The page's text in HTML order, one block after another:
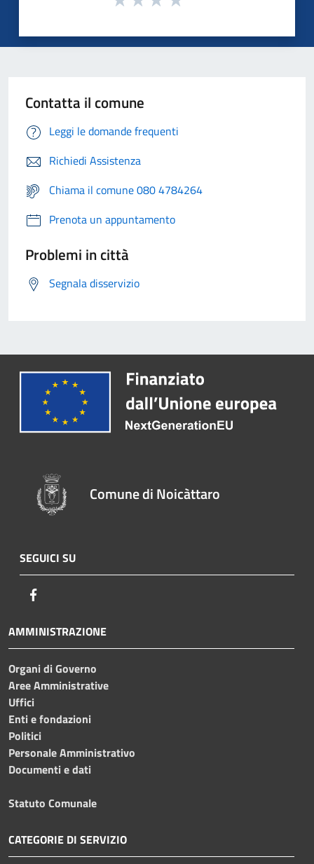
Contatta il comune
Leggi le domande frequenti
Richiedi Assistenza
Chiama il comune 080 4784264
Prenota un appuntamento
Problemi in città
Segnala disservizio
Comune di Noicàttaro
SEGUICI SU
AMMINISTRAZIONE
Organi di Governo
Aree Amministrative
Uffici
Enti e fondazioni
Politici
Personale Amministrativo
Documenti e dati
Statuto Comunale
CATEGORIE DI SERVIZIO